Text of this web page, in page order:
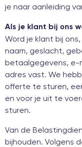
je naar aanleiding
Als je klant bij ons
Word je klant bij
naam, geslacht,
betaalgegevens, e-
adres vast. We
offerte te sturen,
en voor je uit te
sturen.
Van de
bijhouden. Volgens